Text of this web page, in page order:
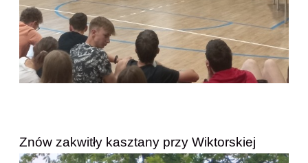
Znów zakwitły kasztany przy Wiktorskiej